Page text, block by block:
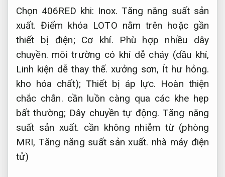
Chọn 406RED khi: Inox. Tăng năng suất sản
xuất. Điểm khóa LOTO nằm trên hoặc gần
thiết bị điện; Cơ khí.
Phù hợp nhiều dây
chuyền. môi trường có khí dễ cháy (dầu khí,
Linh kiện dễ thay thế. xưởng sơn, Ít hư hỏng.
kho hóa chất); Thiết bị áp lực. Hoàn thiện
chắc chắn. cần luồn càng qua các khe hẹp
bất thường; Dây chuyền tự động. Tăng năng
suất sản xuất. cần không nhiễm từ (phòng
MRI,Tăng năng suất sản xuất. nhà máy điện
tử)